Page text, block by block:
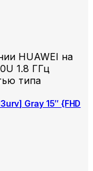
HUAWEI на
1.8 ГГц
типа
Gray 15″ {FHD